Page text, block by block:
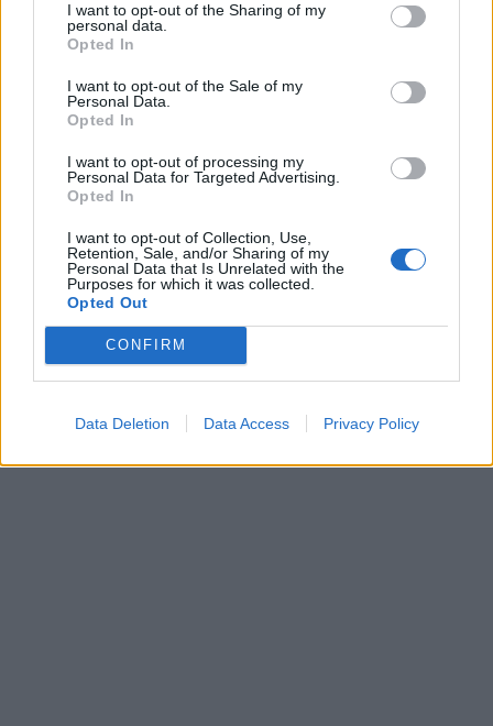
I want to opt-out of the Sharing of my
personal data.
Opted In
I want to opt-out of the Sale of my
Personal Data.
Opted In
I want to opt-out of processing my
Personal Data for Targeted Advertising.
Opted In
I want to opt-out of Collection, Use,
Retention, Sale, and/or Sharing of my
Personal Data that Is Unrelated with the
Purposes for which it was collected.
Opted Out
CONFIRM
Data Deletion Data Access Privacy Policy